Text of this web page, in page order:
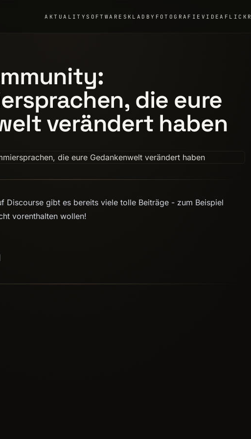
AKTUALITY SOFTWARE SKLADBY FOTOGRAFIE VIDEA FLICKR
die eure
verändert haben
Discourse gibt es bereits viele tolle Beiträge - zum Beispiel
vorenthalten wollen!